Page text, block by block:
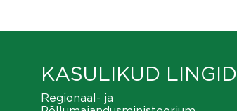
KASULIKUD LINGID
Regionaal- ja